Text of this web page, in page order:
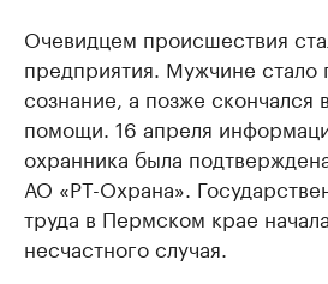
Очевидцем происшествия
предприятия. Мужчине стало
сознание, а позже
помощи. 16 апреля
охранника была
АО «РТ-Охрана».
труда в Пермском крае
несчастного случая.